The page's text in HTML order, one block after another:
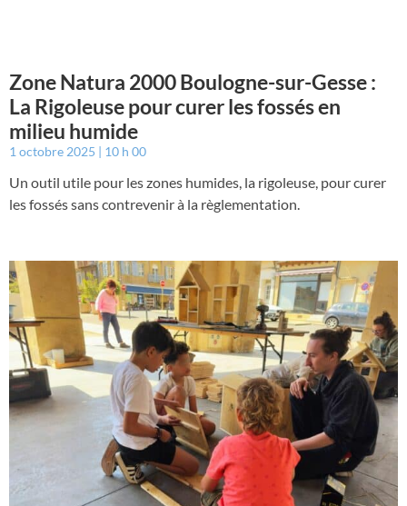
Zone Natura 2000 Boulogne-sur-Gesse :
La Rigoleuse pour curer les fossés en
milieu humide
1 octobre 2025 10 h 00
Un outil utile pour les zones humides, la rigoleuse, pour curer
les fossés sans contrevenir à la règlementation.